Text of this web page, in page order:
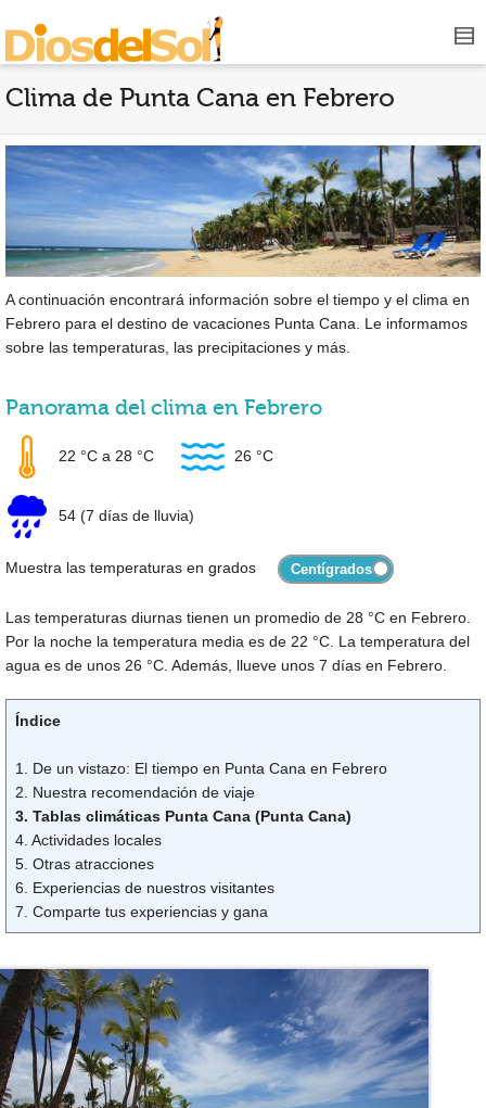
Clima de Punta Cana en Febrero
A continuación encontrará información sobre el tiempo y el clima en
Febrero para el destino de vacaciones Punta Cana. Le informamos
sobre las temperaturas, las precipitaciones y más.
Panorama del clima en Febrero
22 °C a 28 °C 26 °C
54 (7 días de lluvia)
Muestra las temperaturas en grados
Las temperaturas diurnas tienen un promedio de 28 °C en Febrero.
Por la noche la temperatura media es de 22 °C . La temperatura del
agua es de unos 26 °C . Además, llueve unos 7 días en Febrero.
Índice
1. De un vistazo: El tiempo en Punta Cana en Febrero
2. Nuestra recomendación de viaje
3. Tablas climáticas Punta Cana (Punta Cana)
4. Actividades locales
5. Otras atracciones
6. Experiencias de nuestros visitantes
7. Comparte tus experiencias y gana